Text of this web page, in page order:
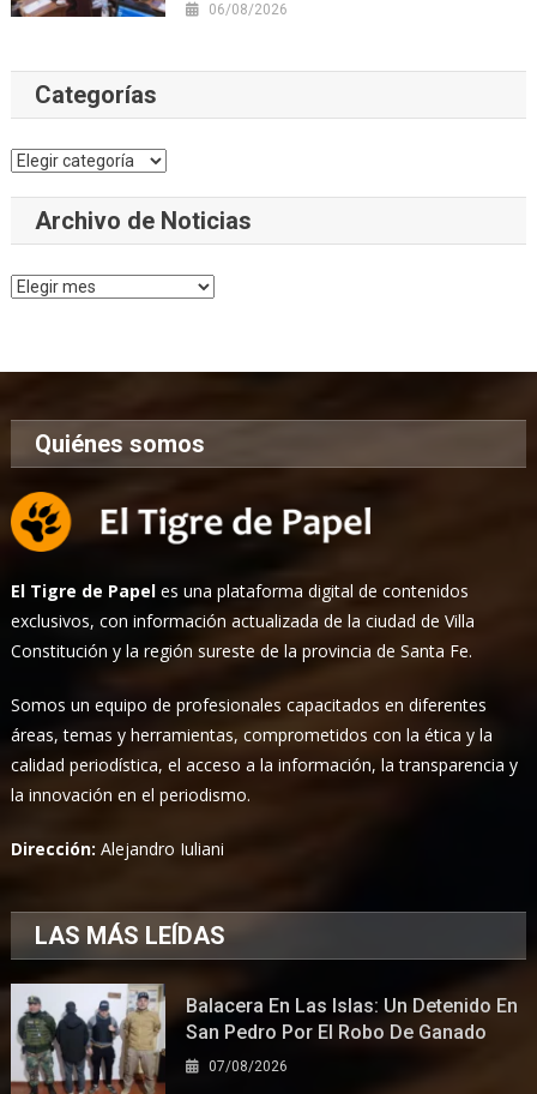
06/08/2026
Categorías
Categorías
Archivo de Noticias
Archivo
Quiénes somos
El Tigre de Papel es una plataforma digital de contenidos
exclusivos, con información actualizada de la ciudad de Villa
Constitución y la región sureste de la provincia de Santa Fe.
Somos un equipo de profesionales capacitados en diferentes
áreas, temas y herramientas, comprometidos con la ética y la
calidad periodística, el acceso a la información, la transparencia y
la innovación en el periodismo.
Dirección:Alejandro Iuliani
LAS MÁS LEÍDAS
Balacera En Las Islas: Un Detenido En
San Pedro Por El Robo De Ganado
07/08/2026